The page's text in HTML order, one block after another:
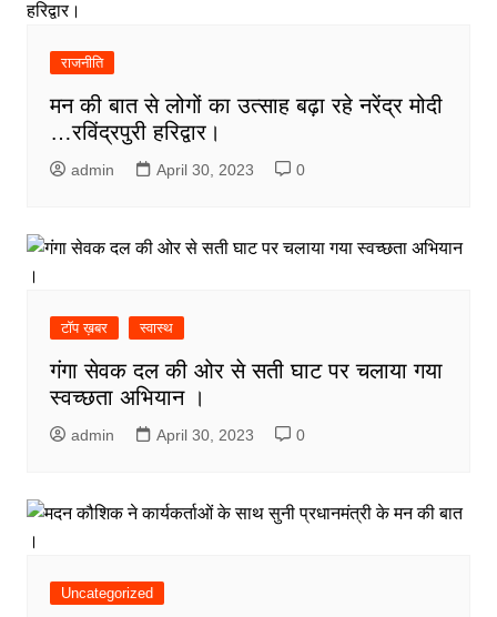
राजनीति
मन की बात से लोगों का उत्साह बढ़ा रहे नरेंद्र मोदी
…रविंद्रपुरी हरिद्वार।
admin April 30, 2023 0
टॉप ख़बर स्वास्थ
गंगा सेवक दल की ओर से सती घाट पर चलाया गया
स्वच्छता अभियान ।
admin April 30, 2023 0
Uncategorized